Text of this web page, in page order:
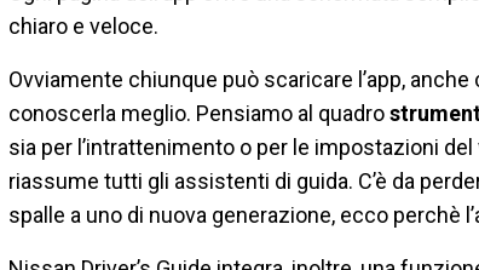
chiaro e veloce.
Ovviamente chiunque può scaricare l’app,
conoscerla meglio. Pensiamo al quadro
sia per l’intrattenimento o per le impostazioni
riassume tutti gli assistenti di guida. C’è da
spalle a uno di nuova generazione, ecco perchè